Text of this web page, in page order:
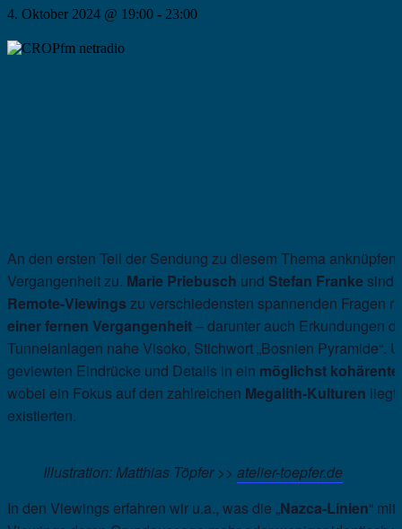
4. Oktober 2024 @ 19:00 - 23:00
An den ersten Teil der Sendung zu diesem Thema
Vergangenheit zu. Marie Priebusch und Stefan Franke sind
Remote-Viewings zu verschiedensten spannenden Fragen
einer fernen Vergangenheit– darunter auch Erkundungen
Tunnelanlagen nahe Visoko, Stichwort „Bosnien
geviewten Eindrücke und Details in ein möglichst
wobei ein Fokus auf den zahlreichen Megalith-Kulturen
existierten.
Illustration: Matthias Töpfer >> atelier-toepfer.de
In den Viewings erfahren wir u.a., was die „Nazca-Linien“